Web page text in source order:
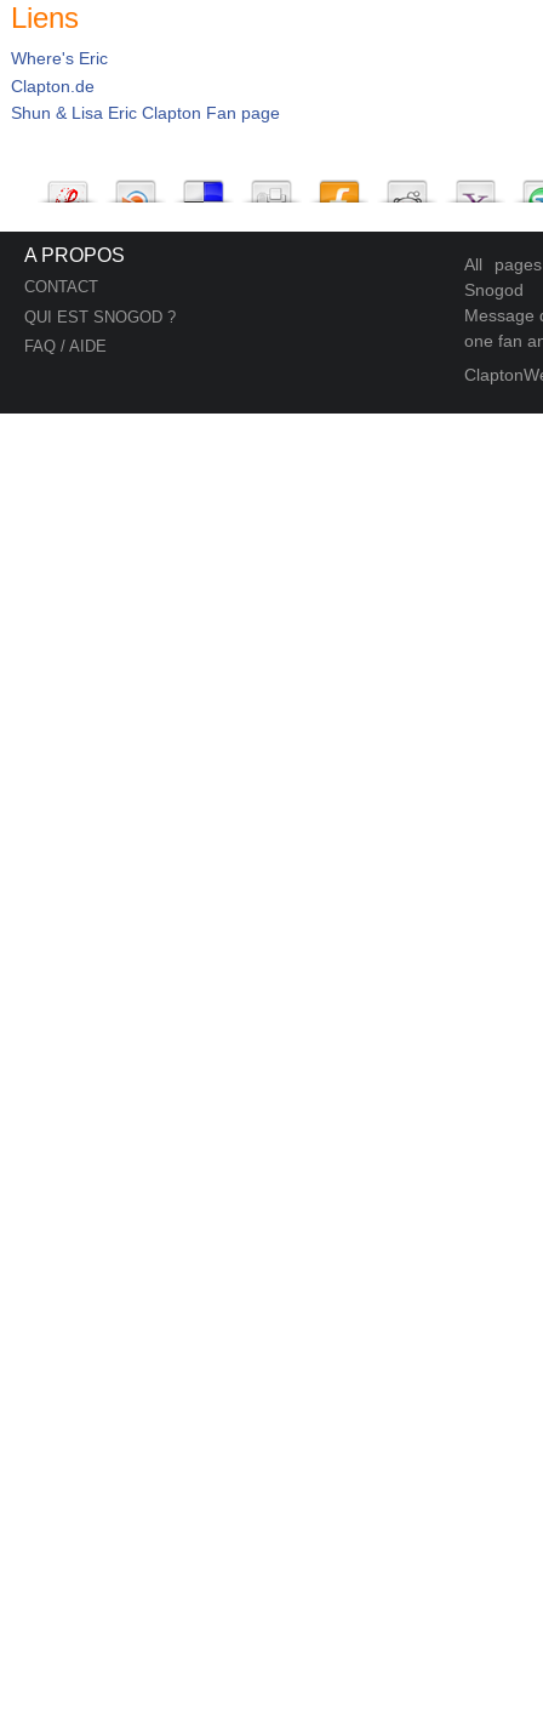
Liens
Where's Eric
Clapton.de
Shun & Lisa Eric Clapton Fan page
A PROPOS
CONTACT
QUI EST SNOGOD ?
FAQ / AIDE
All
Snogod
Message
one fan